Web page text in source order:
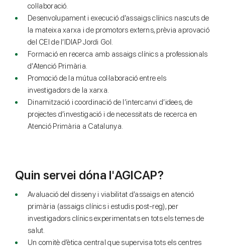
col·laboració.
Desenvolupament i execució d’assaigs clínics nascuts de
la mateixa xarxa i de promotors externs, prèvia aprovació
del CEI de l’IDIAP Jordi Gol.
Formació en recerca amb assaigs clínics a professionals
d’Atenció Primària.
Promoció de la mútua col·laboració entre els
investigadors de la xarxa.
Dinamització i coordinació de l’intercanvi d’idees, de
projectes d’investigació i de necessitats de recerca en
Atenció Primària a Catalunya.
Quin servei dóna l'AGICAP?
Avaluació del disseny i viabilitat d’assaigs en atenció
primària (assaigs clínics i estudis post-reg), per
investigadors clínics experimentats en tots els temes de
salut.
Un comitè d’ètica central que supervisa tots els centres